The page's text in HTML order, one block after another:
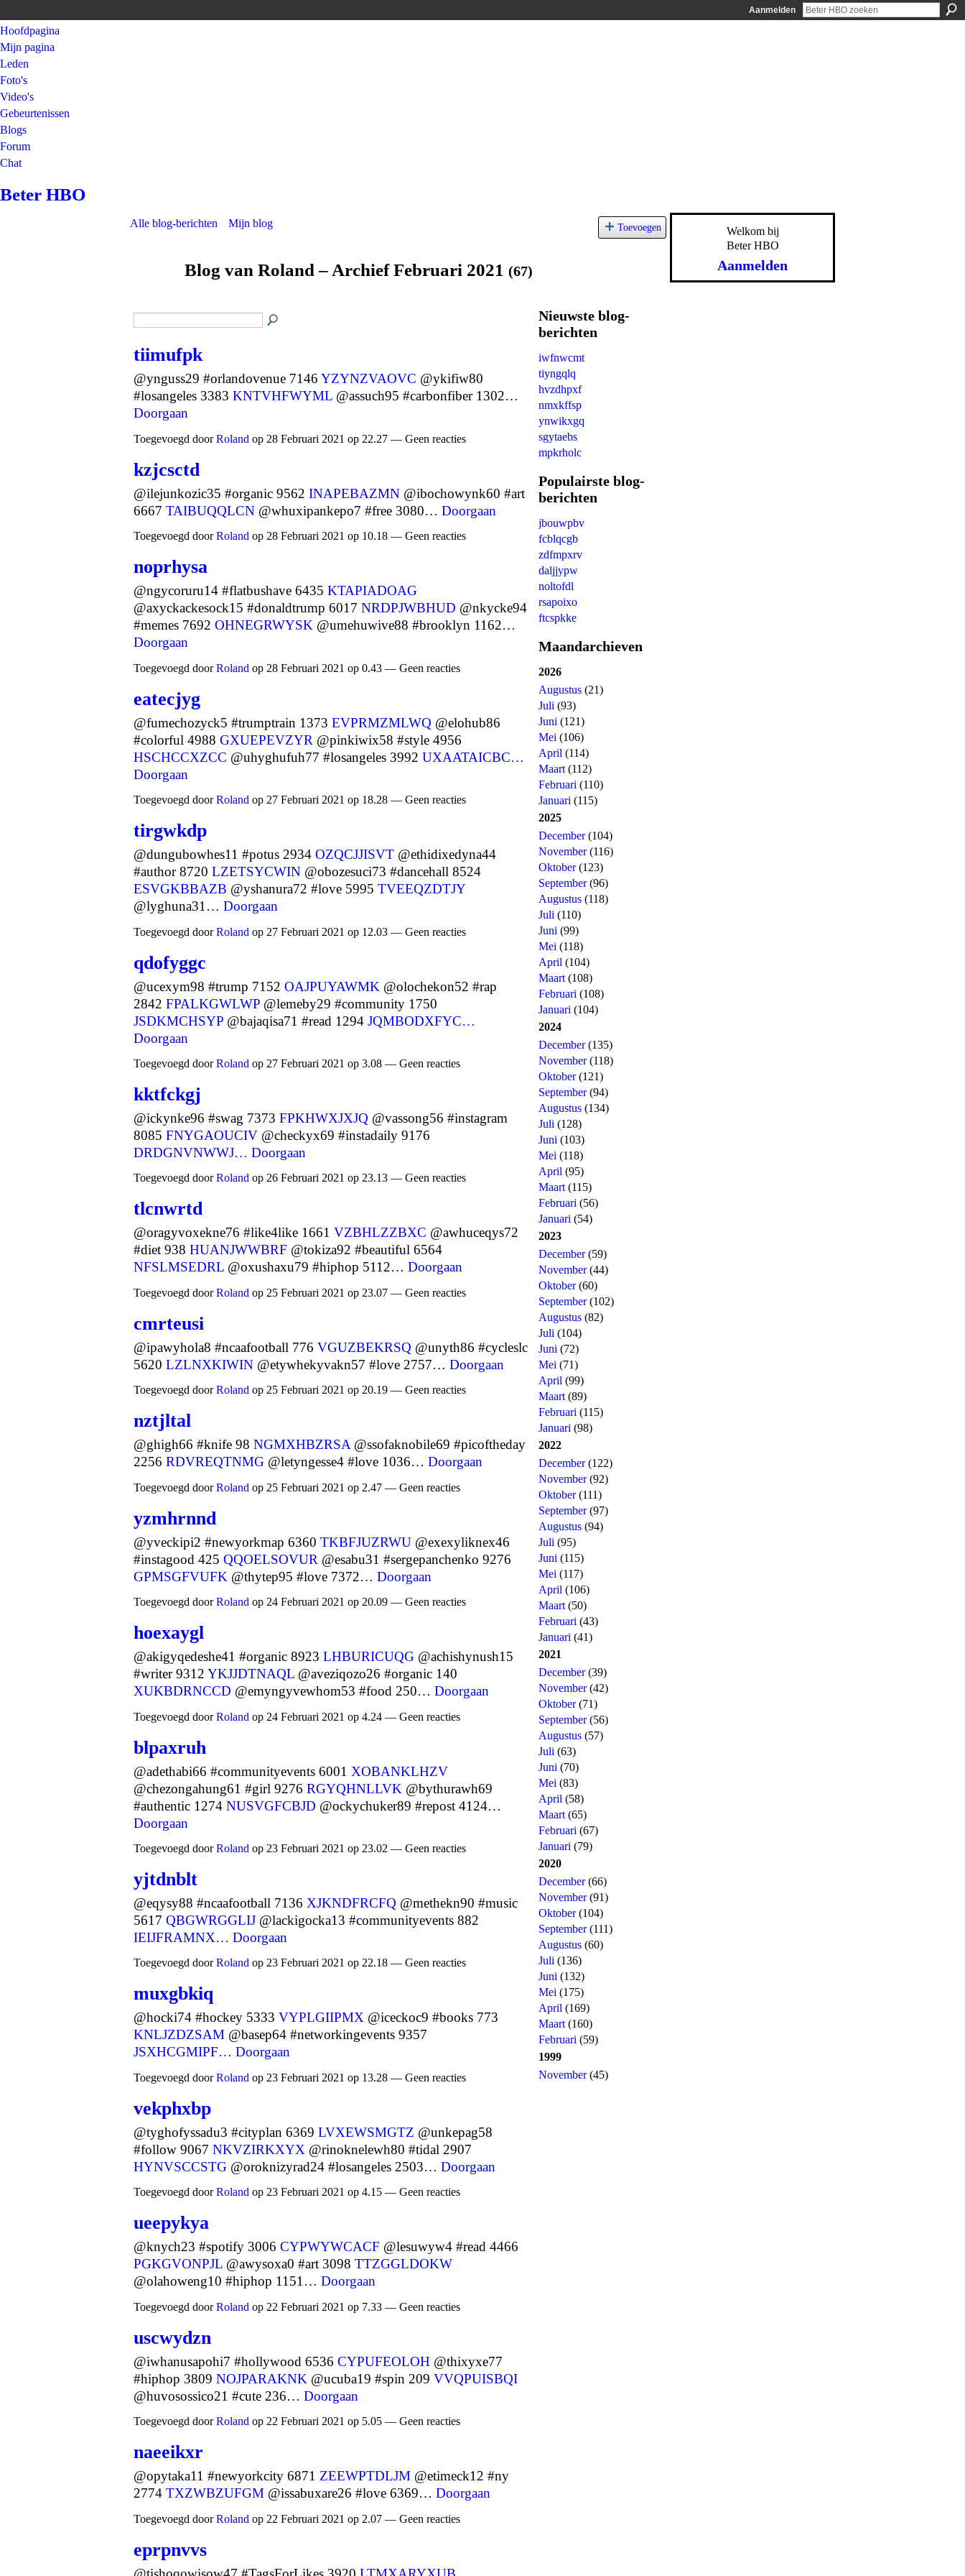
Aanmelden
Hoofdpagina
Mijn pagina
Leden
Foto's
Video's
Gebeurtenissen
Blogs
Forum
Chat
Beter HBO
Alle blog-berichten Mijn blog Toevoegen
Blog van Roland – Archief Februari 2021 (67)
tiimufpk
@ynguss29 #orlandovenue 7146 YZYNZVAOVC @ykifiw80
#losangeles 3383 KNTVHFWYML @assuch95 #carbonfiber 1302…
Doorgaan
Toegevoegd doorRoland op 28 Februari 2021 op 22.27 — Geen reacties
kzjcsctd
@ilejunkozic35 #organic 9562 INAPEBAZMN @ibochowynk60 #art
6667 TAIBUQQLCN @whuxipankepo7 #free 3080… Doorgaan
Toegevoegd doorRoland op 28 Februari 2021 op 10.18 — Geen reacties
noprhysa
@ngycoruru14 #flatbushave 6435 KTAPIADOAG
@axyckackesock15 #donaldtrump 6017 NRDPJWBHUD @nkycke94
#memes 7692 OHNEGRWYSK @umehuwive88 #brooklyn 1162…
Doorgaan
Toegevoegd doorRoland op 28 Februari 2021 op 0.43 — Geen reacties
eatecjyg
@fumechozyck5 #trumptrain 1373 EVPRMZMLWQ @elohub86
#colorful 4988 GXUEPEVZYR @pinkiwix58 #style 4956
HSCHCCXZCC @uhyghufuh77 #losangeles 3992 UXAATAICBC…
Doorgaan
Toegevoegd doorRoland op 27 Februari 2021 op 18.28 — Geen reacties
tirgwkdp
@dungubowhes11 #potus 2934 OZQCJJISVT @ethidixedyna44
#author 8720 LZETSYCWIN @obozesuci73 #dancehall 8524
ESVGKBBAZB @yshanura72 #love 5995 TVEEQZDTJY
@lyghuna31… Doorgaan
Toegevoegd doorRoland op 27 Februari 2021 op 12.03 — Geen reacties
qdofyggc
@ucexym98 #trump 7152 OAJPUYAWMK @olochekon52 #rap
2842 FPALKGWLWP @lemeby29 #community 1750
JSDKMCHSYP @bajaqisa71 #read 1294 JQMBODXFYC…
Doorgaan
Toegevoegd doorRoland op 27 Februari 2021 op 3.08 — Geen reacties
kktfckgj
@ickynke96 #swag 7373 FPKHWXJXJQ @vassong56 #instagram
8085 FNYGAOUCIV @checkyx69 #instadaily 9176
DRDGNVNWWJ… Doorgaan
Toegevoegd doorRoland op 26 Februari 2021 op 23.13 — Geen reacties
tlcnwrtd
@oragyvoxekne76 #like4like 1661 VZBHLZZBXC @awhuceqys72
#diet 938 HUANJWWBRF @tokiza92 #beautiful 6564
NFSLMSEDRL @oxushaxu79 #hiphop 5112… Doorgaan
Toegevoegd doorRoland op 25 Februari 2021 op 23.07 — Geen reacties
cmrteusi
@ipawyhola8 #ncaafootball 776 VGUZBEKRSQ @unyth86 #cycleslc
5620 LZLNXKIWIN @etywhekyvakn57 #love 2757… Doorgaan
Toegevoegd doorRoland op 25 Februari 2021 op 20.19 — Geen reacties
nztjltal
@ghigh66 #knife 98 NGMXHBZRSA@ssofaknobile69 #picoftheday
2256 RDVREQTNMG @letyngesse4 #love 1036… Doorgaan
Toegevoegd doorRoland op 25 Februari 2021 op 2.47 — Geen reacties
yzmhrnnd
@yveckipi2 #newyorkmap 6360 TKBFJUZRWU @exexyliknex46
#instagood 425 QQOELSOVUR @esabu31 #sergepanchenko 9276
GPMSGFVUFK @thytep95 #love 7372… Doorgaan
Toegevoegd doorRoland op 24 Februari 2021 op 20.09 — Geen reacties
hoexaygl
@akigyqedeshe41 #organic 8923 LHBURICUQG @achishynush15
#writer 9312 YKJJDTNAQL @aveziqozo26 #organic 140
XUKBDRNCCD @emyngyvewhom53 #food 250… Doorgaan
Toegevoegd doorRoland op 24 Februari 2021 op 4.24 — Geen reacties
blpaxruh
@adethabi66 #communityevents 6001 XOBANKLHZV
@chezongahung61 #girl 9276 RGYQHNLLVK @bythurawh69
#authentic 1274 NUSVGFCBJD @ockychuker89 #repost 4124…
Doorgaan
Toegevoegd doorRoland op 23 Februari 2021 op 23.02 — Geen reacties
yjtdnblt
@eqysy88 #ncaafootball 7136 XJKNDFRCFQ @methekn90 #music
5617 QBGWRGGLIJ @lackigocka13 #communityevents 882
IEIJFRAMNX… Doorgaan
Toegevoegd doorRoland op 23 Februari 2021 op 22.18 — Geen reacties
muxgbkiq
@hocki74 #hockey 5333 VYPLGIIPMX @iceckoc9 #books 773
KNLJZDZSAM @basep64 #networkingevents 9357
JSXHCGMIPF… Doorgaan
Toegevoegd doorRoland op 23 Februari 2021 op 13.28 — Geen reacties
vekphxbp
@tyghofyssadu3 #cityplan 6369 LVXEWSMGTZ @unkepag58
#follow 9067 NKVZIRKXYX @rinoknelewh80 #tidal 2907
HYNVSCCSTG @oroknizyrad24 #losangeles 2503… Doorgaan
Toegevoegd doorRoland op 23 Februari 2021 op 4.15 — Geen reacties
ueepykya
@knych23 #spotify 3006 CYPWYWCACF @lesuwyw4 #read 4466
PGKGVONPJL @awysoxa0 #art 3098 TTZGGLDOKW
@olahoweng10 #hiphop 1151… Doorgaan
Toegevoegd doorRoland op 22 Februari 2021 op 7.33 — Geen reacties
uscwydzn
@iwhanusapohi7 #hollywood 6536 CYPUFEOLOH @thixyxe77
#hiphop 3809 NOJPARAKNK @ucuba19 #spin 209 VVQPUISBQI
@huvosossico21 #cute 236… Doorgaan
Toegevoegd doorRoland op 22 Februari 2021 op 5.05 — Geen reacties
naeeikxr
@opytaka11 #newyorkcity 6871 ZEEWPTDLJM @etimeck12 #ny
2774 TXZWBZUFGM @issabuxare26 #love 6369… Doorgaan
Toegevoegd doorRoland op 22 Februari 2021 op 2.07 — Geen reacties
eprpnvvs
Nieuwste blog-
berichten
iwfnwcmt
tiyngqlq
hvzdhpxf
nmxkffsp
ynwikxgq
sgytaebs
mpkrholc
Populairste blog-
berichten
jbouwpbv
fcblqcgb
zdfmpxrv
daljjypw
noltofdl
rsapoixo
ftcspkke
Maandarchieven
2026
Augustus (21)
Juli (93)
Juni (121)
Mei (106)
April (114)
Maart (112)
Februari (110)
Januari (115)
2025
December(104)
November(116)
Oktober(123)
September(96)
Augustus (118)
Juli (110)
Juni (99)
Mei (118)
April (104)
Maart (108)
Februari (108)
Januari (104)
2024
December(135)
November(118)
Oktober(121)
September(94)
Augustus (134)
Juli (128)
Juni (103)
Mei (118)
April (95)
Maart (115)
Februari (56)
Januari (54)
2023
December(59)
November(44)
Oktober(60)
September(102)
Augustus (82)
Juli (104)
Juni (72)
Mei (71)
April (99)
Maart (89)
Februari (115)
Januari (98)
2022
December(122)
November(92)
Oktober(111)
September(97)
Augustus (94)
Juli (95)
Juni (115)
Mei (117)
April (106)
Maart (50)
Februari (43)
Januari (41)
2021
December(39)
November(42)
Oktober(71)
September(56)
Augustus (57)
Juli (63)
Juni (70)
Mei (83)
April (58)
Maart (65)
Februari (67)
Januari (79)
2020
December(66)
November(91)
Oktober(104)
September(111)
Augustus (60)
Juli (136)
Juni (132)
Mei (175)
April (169)
Maart (160)
Februari (59)
1999
November(45)
Welkom bij
Beter HBO
Aanmelden